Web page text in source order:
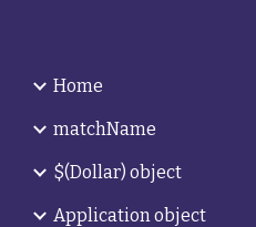
Home
matchName
$(Dollar) object
Application object